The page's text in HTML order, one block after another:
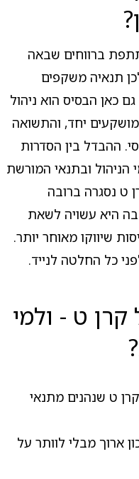
ברווחים שבאה
תנאיה משקפים
כאן הבסיס הוא ניהול
יחד, והתשואה
ההבדל בין הסדרות
הניהול ובתנאי המורשת
ט נסגרה ברובה
היא עשויה לשאת
שיווקו מאוחר יותר.
כל החלטה לנייד.
ט - ולמי
ט שנהנים מתנאי
ארוך מבלי לוותר על